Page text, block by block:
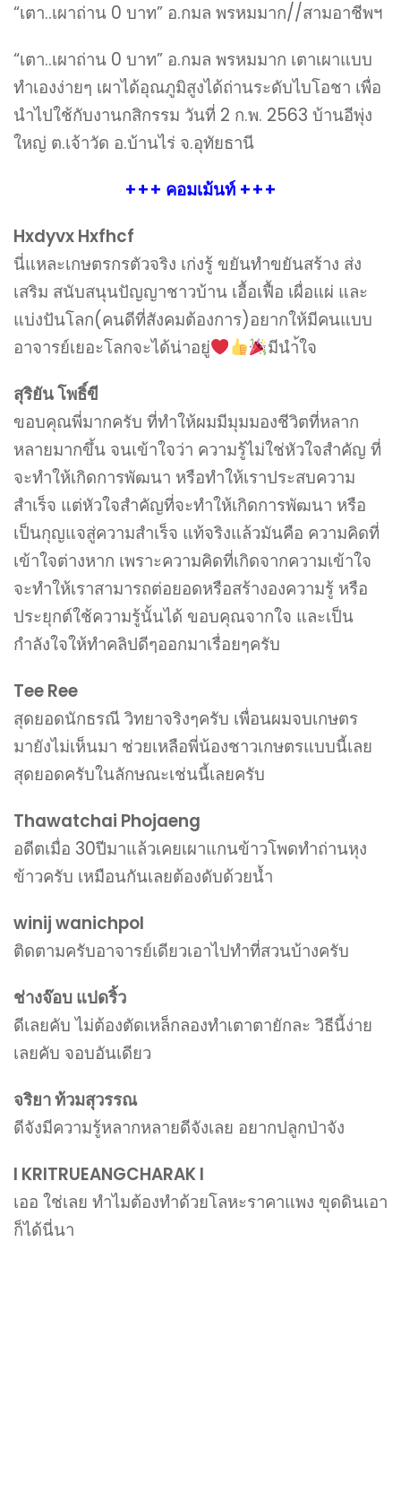
“เตา..เผาถ่าน 0 บาท” อ.กมล พรหมมาก//สามอาชีพฯ
“เตา..เผาถ่าน 0 บาท” อ.กมล พรหมมาก เตาเผาแบบ
ทำเองง่ายๆ เผาได้อุณภูมิสูงได้ถ่านระดับไบโอชา เพื่อ
นำไปใช้กับงานกสิกรรม วันที่ 2 ก.พ. 2563 บ้านอีพุ่ง
ใหญ่ ต.เจ้าวัด อ.บ้านไร่ จ.อุทัยธานี
+++ คอมเม้นท์ +++
Hxdyvx Hxfhcf
นี่แหละเกษตรกรตัวจริง เก่งรู้ ขยันทำขยันสร้าง ส่ง
เสริม สนับสนุนปัญญาชาวบ้าน เอื้อเฟื้อ เผื่อแผ่ และ
แบ่งปันโลก(คนดีที่สังคมต้องการ)อยากให้มีคนแบบ
อาจารย์เยอะโลกจะได้น่าอยู่
มีนำ้ใจ
สุริยัน โพธิ์ขี
ขอบคุณพี่มากครับ ที่ทำให้ผมมีมุมมองชีวิตที่หลาก
หลายมากขึ้น จนเข้าใจว่า ความรู้ไม่ใช่หัวใจสำคัญ ที่
จะทำให้เกิดการพัฒนา หรือทำให้เราประสบความ
สำเร็จ แต่หัวใจสำคัญที่จะทำให้เกิดการพัฒนา หรือ
เป็นกุญแจสู่ความสำเร็จ แท้จริงแล้วมันคือ ความคิดที่
เข้าใจต่างหาก เพราะความคิดที่เกิดจากความเข้าใจ
จะทำให้เราสามารถต่อยอดหรือสร้างองความรู้ หรือ
ประยุกต์ใช้ความรู้นั้นได้ ขอบคุณจากใจ และเป็น
กำลังใจให้ทำคลิปดีๆออกมาเรื่อยๆครับ
Tee Ree
สุดยอดนักธรณี วิทยาจริงๆครับ เพื่อนผมจบเกษตร
มายังไม่เห็นมา ช่วยเหลือพี่น้องชาวเกษตรแบบนี้เลย
สุดยอดครับในลักษณะเช่นนี้เลยครับ
Thawatchai Phojaeng
อดีตเมื่อ 30ปีมาแล้วเคยเผาแกนข้าวโพดทำถ่านหุง
ข้าวครับ เหมือนกันเลยต้องดับด้วยน้ำ
winij wanichpol
ติดตามครับอาจารย์เดียวเอาไปทำที่สวนบ้างครับ
ช่างจ๊อบ แปดริ้ว
ดีเลยคับ ไม่ต้องตัดเหล็กลองทำเตาตายักละ วิธีนี้ง่าย
เลยคับ จอบอันเดียว
จริยา ท้วมสุวรรณ
ดีจังมีความรู้หลากหลายดีจังเลย อยากปลูกป่าจัง
l KRITRUEANGCHARAK l
เออ ใช่เลย ทำไมต้องทำด้วยโลหะราคาแพง ขุดดินเอา
ก็ได้นี่นา